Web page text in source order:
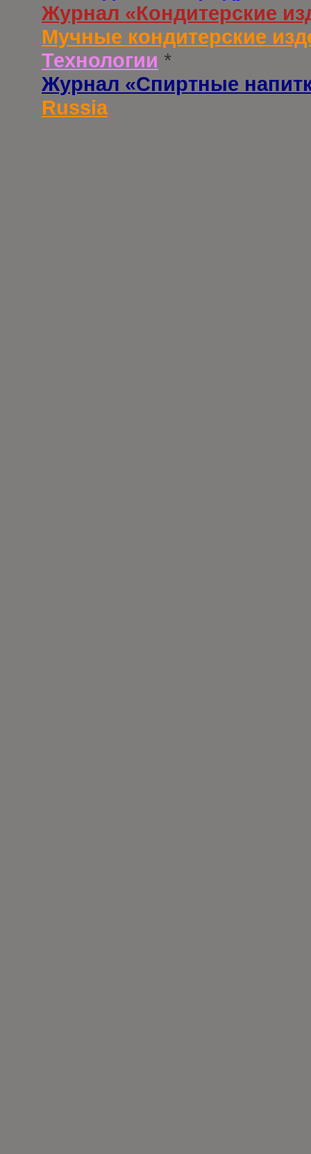
Журнал «Кондитерские
Мучные кондитерские
Технологии *
Журнал «Спиртные
Russia